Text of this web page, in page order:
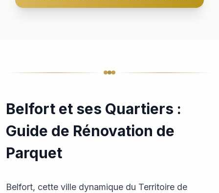
Belfort et ses Quartiers :
Guide de Rénovation de
Parquet
Belfort, cette ville dynamique du Territoire de